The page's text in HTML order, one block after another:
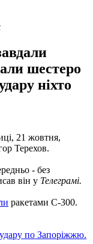
шестеро
ніхто
21 жовтня,
Терехов.
- без
він у Телеграмі.
ракетами С-300.
по Запоріжжю.